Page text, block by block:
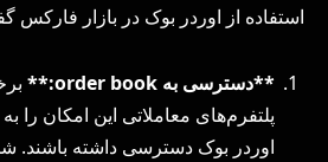
استفاده از اوردر بوک در بازار
**دسترسی به order book:**
پلتفرم‌های معاملاتی این امکان را
اوردر بوک دسترسی داشته باشند. شما